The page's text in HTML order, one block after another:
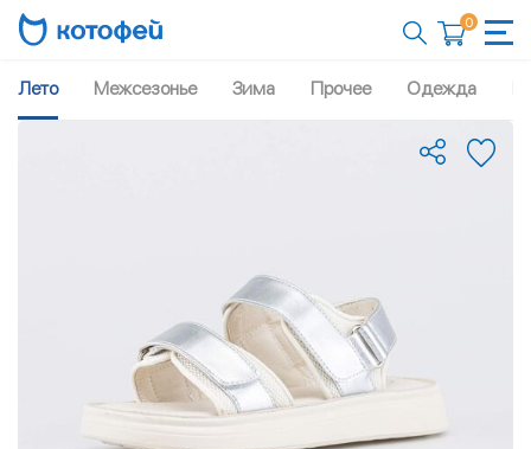
0
Лето Межсезонье Зима Прочее Одежда